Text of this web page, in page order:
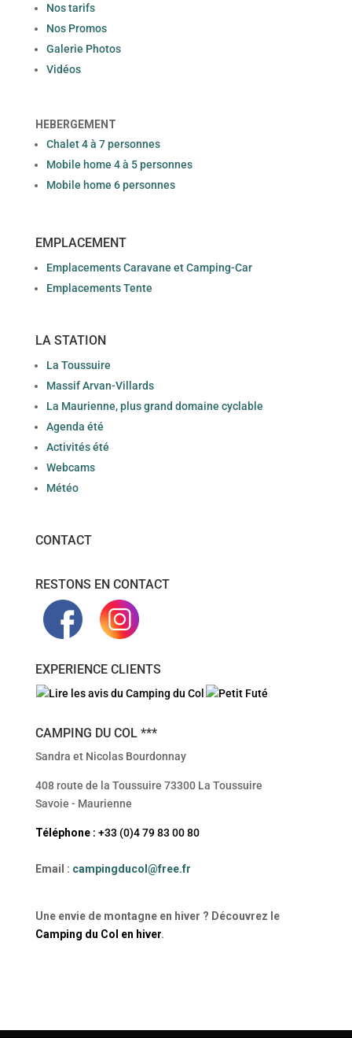
Nos tarifs
Nos Promos
Galerie Photos
Vidéos
HEBERGEMENT
Chalet 4 à 7 personnes
Mobile home 4 à 5 personnes
Mobile home 6 personnes
EMPLACEMENT
Emplacements Caravane et Camping-Car
Emplacements Tente
LA STATION
La Toussuire
Massif Arvan-Villards
La Maurienne, plus grand domaine cyclable
Agenda été
Activités été
Webcams
Météo
CONTACT
RESTONS EN CONTACT
EXPERIENCE CLIENTS
CAMPING DU COL ***
Sandra et Nicolas Bourdonnay
408 route de la Toussuire 73300 La Toussuire
Savoie - Maurienne
Téléphone: +33 (0)4 79 83 00 80
Email : campingducol@free.fr
Une envie de montagne en hiver ? Découvrez le
Camping du Col en hiver.